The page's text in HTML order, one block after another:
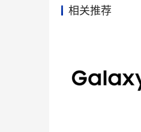
相关推荐